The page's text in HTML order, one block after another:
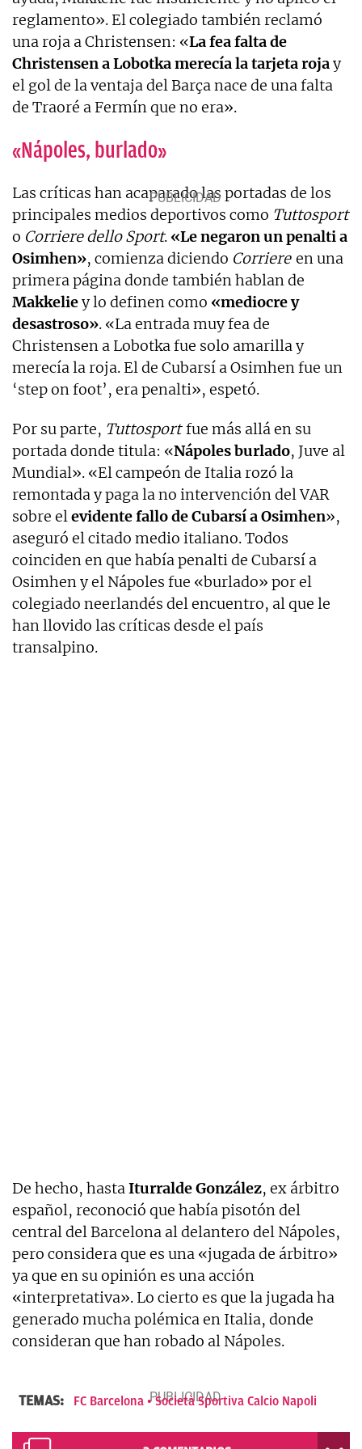
reglamento». El colegiado también reclamó
una roja a Christensen: «La fea falta de
Christensen a Lobotka merecía la tarjeta rojay
el gol de la ventaja del Barça nace de una falta
de Traoré a Fermín que no era».
«Nápoles, burlado»
Las críticas han acaparado las portadas de los
principales medios deportivos como Tuttosport
o Corriere dello Sport. «Le negaron un penalti a
Osimhen», comienza diciendo Corriere en una
primera página donde también hablan de
Makkeliey lo definen como «mediocre y
desastroso». «La entrada muy fea de
Christensen a Lobotka fue solo amarilla y
merecía la roja. El de Cubarsí a Osimhen fue un
‘step on foot’, era penalti», espetó.
Por su parte, Tuttosportfue más allá en su
portada donde titula: «Nápoles burlado, Juve al
Mundial». «El campeón de Italia rozó la
remontada y paga la no intervención del VAR
sobre elevidente fallo de Cubarsí a Osimhen»,
aseguró el citado medio italiano. Todos
coinciden en que había penalti de Cubarsí a
Osimhen y el Nápoles fue «burlado» por el
colegiado neerlandés del encuentro, al que le
han llovido las críticas desde el país
transalpino.
De hecho, hastaIturralde González, ex árbitro
español, reconoció que había pisotón del
central del Barcelona al delantero del Nápoles,
pero considera que es una «jugada de árbitro»
ya que en su opinión es una acción
«interpretativa». Lo cierto es que la jugada ha
generado mucha polémica en Italia, donde
consideran que han robado al Nápoles.
TEMAS: FC Barcelona Società Sportiva Calcio Napoli